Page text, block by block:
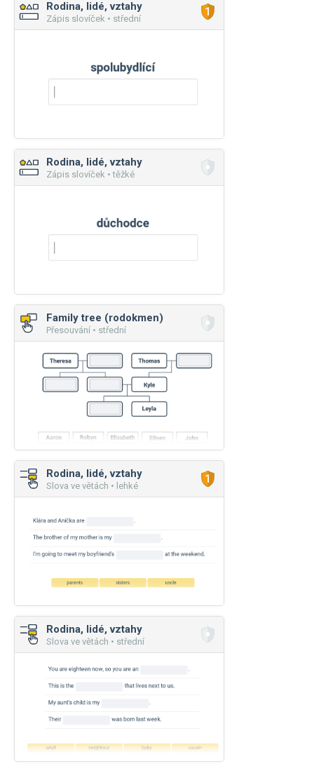
Rodina, lidé, vztahy
Zápis slovíček • střední
Rodina, lidé, vztahy
Zápis slovíček • těžké
Family tree (rodokmen)
Přesouvání • střední
Rodina, lidé, vztahy
Slova ve větách • lehké
Rodina, lidé, vztahy
Slova ve větách • střední